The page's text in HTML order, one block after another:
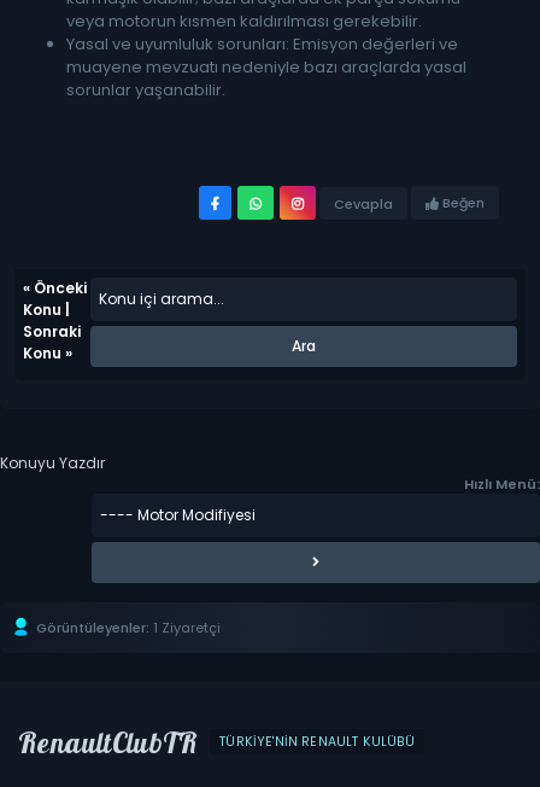
veya motorun kısmen kaldırılması gerekebilir.
Yasal ve uyumluluk sorunları: Emisyon değerleri ve
muayene mevzuatı nedeniyle bazı araçlarda yasal
sorunlar yaşanabilir.
Cevapla Beğen
« Önceki
Konu
Sonraki
Konu »
Konuyu Yazdır
Hızlı Menü:
Görüntüleyenler: 1 Ziyaretçi
RenaultClubTR TÜRKIYE'NIN RENAULT KULÜBÜ